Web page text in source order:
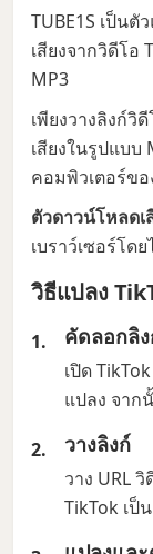
TUBE1S เป็นตั
เสียงจากวิดีโอ
MP3
เพียงวางลิงก์วิ
เสียงในรูปแบ
คอมพิวเตอร์ข
ตัวดาวน์โหลดเ
เบราว์เซอร์โด
วิธีแปลง
คัดลอกลิ
เปิด
แปลง จาก
วางลิงก์
วาง URL
TikTok เป็